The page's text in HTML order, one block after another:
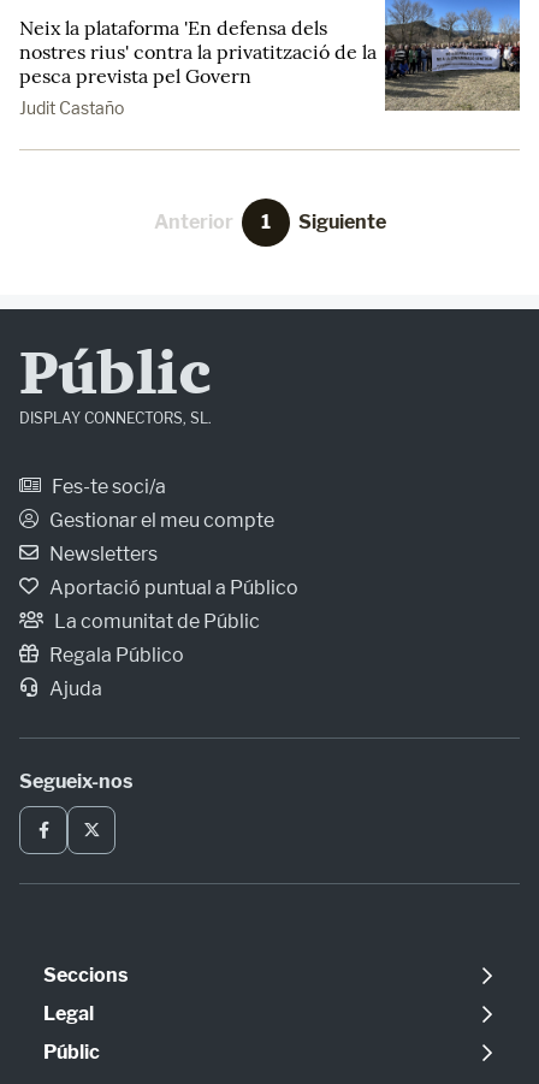
Neix la plataforma 'En defensa dels
nostres rius' contra la privatització de la
pesca prevista pel Govern
Judit Castaño
Anterior 1 Siguiente
Públic
DISPLAY CONNECTORS, SL.
Fes-te soci/a
Gestionar el meu compte
Newsletters
Aportació puntual a Público
La comunitat de Públic
Regala Público
Ajuda
Segueix-nos
Seccions
Política
Opinió
Legal
Avís legal
Públic